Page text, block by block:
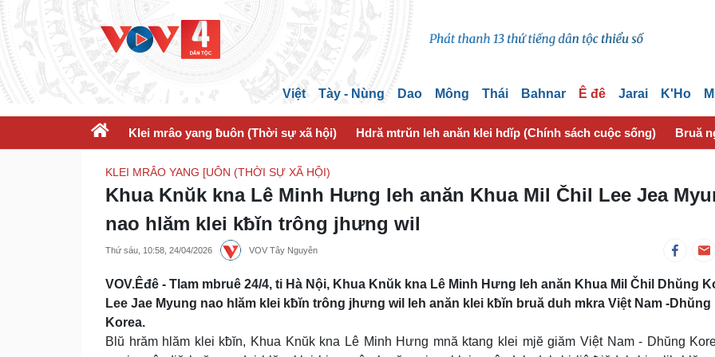
Việt Tày - Nùng Dao Mông Thái Bahnar Ê đê Jarai K'Ho
Klei mrâo yang ƀuôn (Thời sự xã hội) Hdră mtrŭn leh anăn klei hdĭp (Chính sách cuộc sống) Bruă
KLEI MRÂO YANG [UÔN (THỜI SỰ XÃ HỘI)
Khua Knŭk kna Lê Minh Hưng leh anăn Khua Mil Čhil Lee Jea
nao hlăm klei kƀĭn trông jhưng wil
Thứ sáu, 10:58, 24/04/2026 VOV Tây Nguyên
VOV.Êđê - Tlam mbruê 24/4, ti Hà Nội, Khua Knŭk kna Lê Minh Hưng leh anăn Khua Mil Čhil Dhŭng
Lee Jae Myung nao hlăm klei kƀĭn trông jhưng wil leh anăn klei kƀĭn bruă duh mkra Việt Nam -Dhŭng
Korea.
Blŭ hrăm hlăm klei kƀĭn, Khua Knŭk kna Lê Minh Hưng mnă ktang klei mjĕ giăm Việt Nam - Dhŭng